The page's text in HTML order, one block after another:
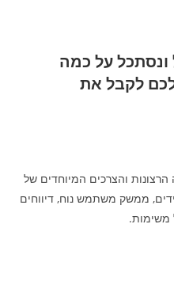
ונסתכל על כמה
לכם לקבל את
והצרכים המיוחדים של
ממשק משתמש נוח, דיווחים
משימות.